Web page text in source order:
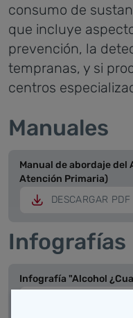
consumo de
que incluye
prevención, la
tempranas, y si
centros
Manuales
Manual de abordaje del
Atención Primaria)
DESCARGAR PDF
Infografías
Infografía "Alcohol